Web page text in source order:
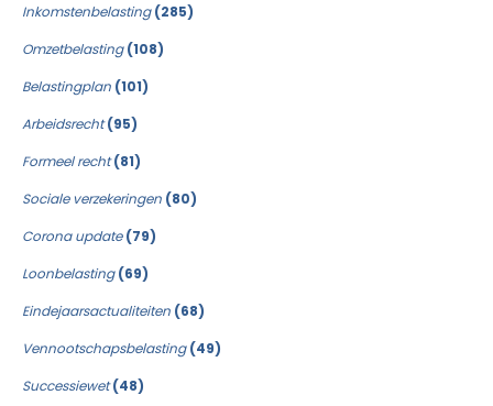
Inkomstenbelasting(285)
Omzetbelasting(108)
Belastingplan (101)
Arbeidsrecht(95)
Formeel recht(81)
Sociale verzekeringen (80)
Corona update(79)
Loonbelasting(69)
Eindejaarsactualiteiten (68)
Vennootschapsbelasting(49)
Successiewet(48)